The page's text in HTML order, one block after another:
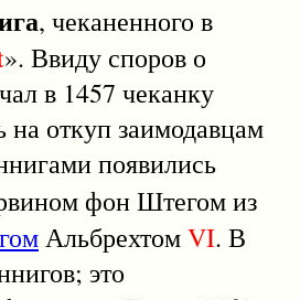
, чеканенного в
». Ввиду споров о
в 1457 чеканку
откуп заимодавцам
появились
фон Штегом из
АльбрехтомVI. В
это